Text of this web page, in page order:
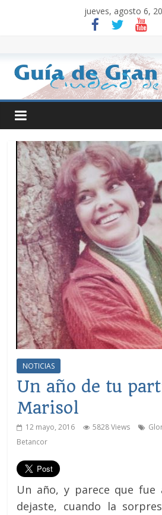
jueves, agosto 6,
NOTICIAS
Un año de tu
Marisol
12 mayo, 2016 5828 Views
Betancor
Un año, y parece que fue
dejaste, cuando la